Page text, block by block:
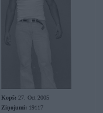
Kopš: 27. Oct 2005
Ziņojumi: 19117